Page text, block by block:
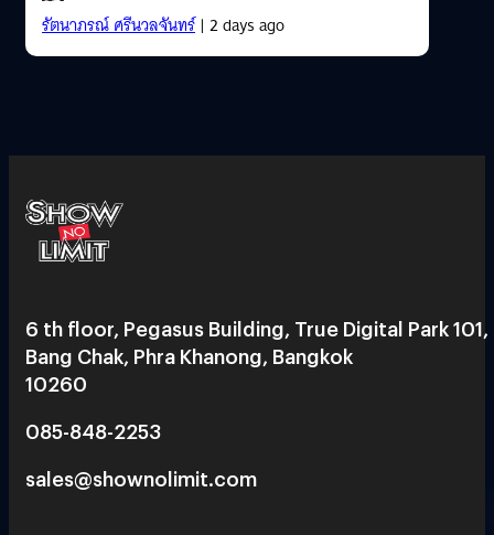
รัตนาภรณ์ ศรีนวลจันทร์| 2 days ago
6 th floor, Pegasus Building, True Digital Park 101,
Bang Chak, Phra Khanong, Bangkok
10260
085-848-2253
sales@shownolimit.com